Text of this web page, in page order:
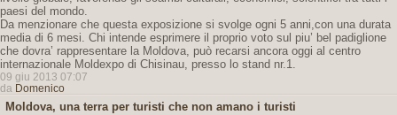
paesi del mondo.
Da menzionare che questa exposizione si svolge ogni 5 anni,con una durata
media di 6 mesi. Chi intende esprimere il proprio voto sul piu’ bel padiglione
che dovra’ rappresentare la Moldova, può recarsi ancora oggi al centro
internazionale Moldexpo di Chisinau, presso lo stand nr.1.
09 giu 2013 07:07
da Domenico
Moldova, una terra per turisti che non amano i turisti